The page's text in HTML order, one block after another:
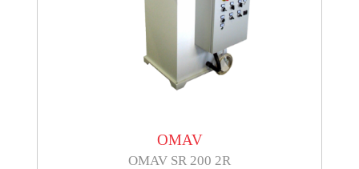
OMAV
OMAV SR 200 2R